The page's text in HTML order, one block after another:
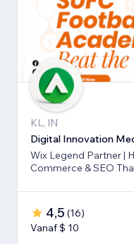
KL, IN
Digital Innovation
Wix Legend Partner |
Commerce & SEO
4,5 (16)
Vanaf $ 10